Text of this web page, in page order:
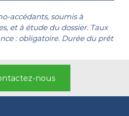
accédants, soumis à
et à étude du dossier. Taux
: obligatoire. Durée du prêt
nous